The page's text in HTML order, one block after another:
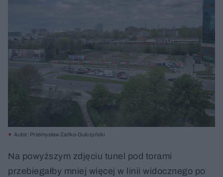
Autor: Przemysław Zańko-Gulczyński
Na powyższym zdjęciu tunel pod torami
przebiegałby mniej więcej w linii widocznego po